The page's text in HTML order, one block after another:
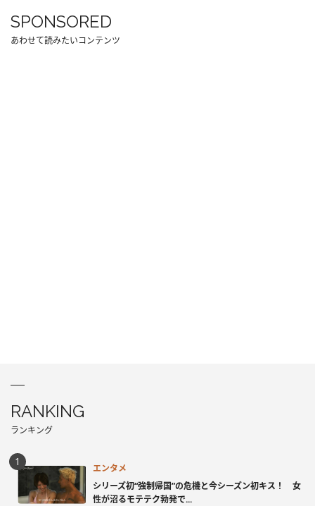
SPONSORED
あわせて読みたいコンテンツ
RANKING
ランキング
エンタメ
シリーズ初“強制帰国”の危機と今シーズン初キス！ 女
性が沼るモテテク勃発で...